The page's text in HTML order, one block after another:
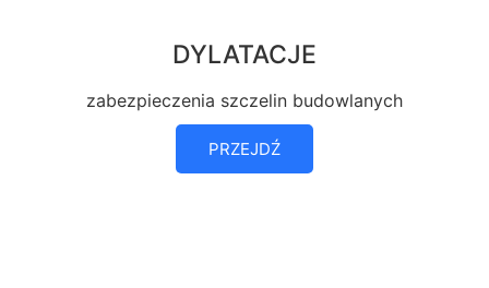
DYLATACJE
zabezpieczenia szczelin budowlanych
PRZEJDŹ